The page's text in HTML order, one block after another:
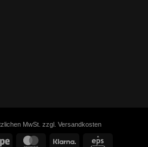
MwSt. zzgl. Versandkosten
Stripe MasterCard Klarna